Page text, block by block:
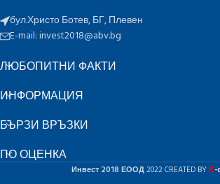
бул.Христо Ботев, БГ, Плевен
E-mail:invest2018@abv.bg
ЛЮБОПИТНИ ФАКТИ
ИНФОРМАЦИЯ
БЪРЗИ ВРЪЗКИ
ПО ОЦЕНКА
Инвест 2018 ЕООД2022 CREATED BY K-